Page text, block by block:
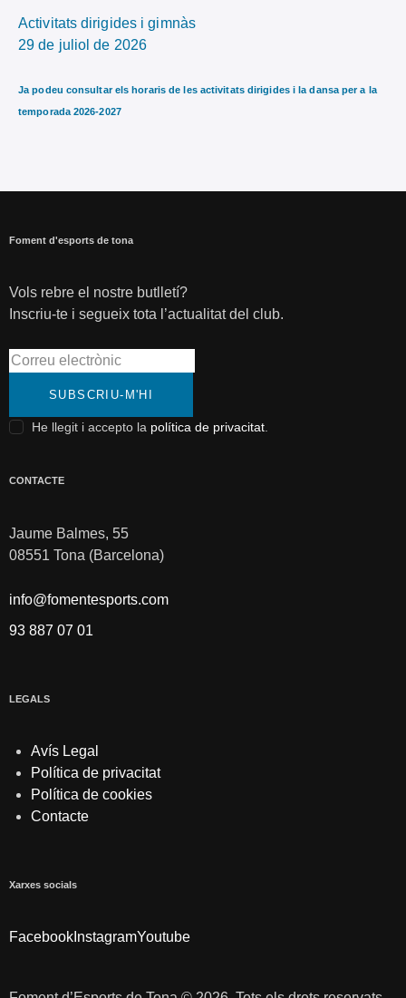
Activitats dirigides i gimnàs
29 de juliol de 2026
Ja podeu consultar els horaris de les activitats dirigides i la dansa per a la
temporada 2026-2027
Foment d'esports de tona
Vols rebre el nostre butlletí?
Inscriu-te i segueix tota l’actualitat del club.
SUBSCRIU-M'HI
He llegit i accepto la política de privacitat
CONTACTE
Jaume Balmes, 55
08551 Tona (Barcelona)
info@fomentesports.com
93 887 07 01
LEGALS
Avís Legal
Política de privacitat
Política de cookies
Contacte
Xarxes socials
Facebook InstagramYoutube